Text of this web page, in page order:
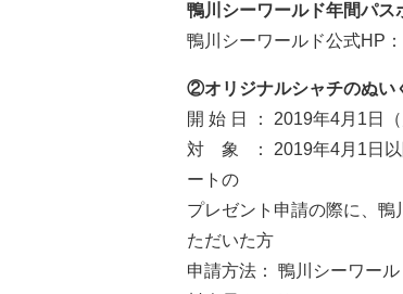
鴨川シーワールド年間パス
鴨川シーワールド公式HP：
②オリジナルシャチのぬい
開 始 日 ： 2019年4月1日（
対 象 ： 2019年4月1日以
ートの
プレゼント申請の際に、
ただいた方
申請方法： 鴨川シーワー